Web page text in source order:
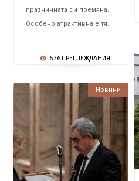
празничната си премяна.
Особено атрактивна е тя.
576 ПРЕГЛЕЖДАНИЯ
Новини